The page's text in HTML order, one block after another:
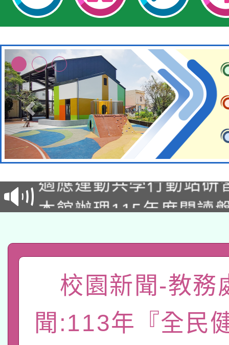
本校115學年度第2次
招甄選結果公告(無人
招)
本館辦理115年度閱讀
礎課程
A3數位素養講師名單
「數位內容與教學軟
pilot」
薪期間赴陸應申請許可
轉知經濟部水利署委託
校園新聞-教務
聞:113年『全民